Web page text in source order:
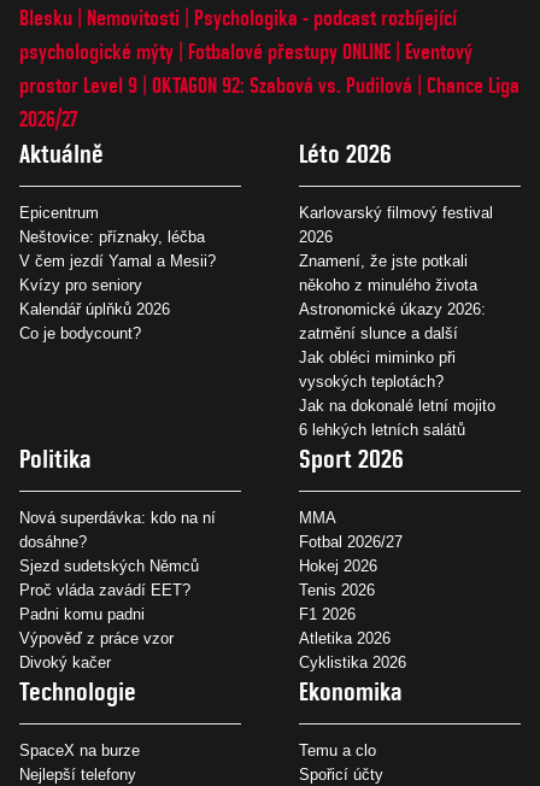
Blesku
Nemovitosti
Psychologika - podcast rozbíjející
psychologické mýty
Fotbalové přestupy ONLINE
Eventový
prostor Level 9 OKTAGON 92: Szabová vs. Pudilová
Chance Liga
2026/27
Aktuálně
Epicentrum
Neštovice: příznaky, léčba
V čem jezdí Yamal a Mesii?
Kvízy pro seniory
Kalendář úplňků 2026
Co je bodycount?
Léto 2026
Karlovarský filmový festival
2026
Znamení, že jste potkali
někoho z minulého života
Astronomické úkazy 2026:
zatmění slunce a další
Jak obléci miminko při
vysokých teplotách?
Jak na dokonalé letní mojito
6 lehkých letních salátů
Politika
Nová superdávka: kdo na ní
dosáhne?
Sjezd sudetských Němců
Proč vláda zavádí EET?
Padni komu padni
Výpověď z práce vzor
Divoký kačer
Sport 2026
MMA
Fotbal 2026/27
Hokej 2026
Tenis 2026
F1 2026
Atletika 2026
Cyklistika 2026
Technologie
SpaceX na burze
Nejlepší telefony
Ekonomika
Temu a clo
Spořicí účty